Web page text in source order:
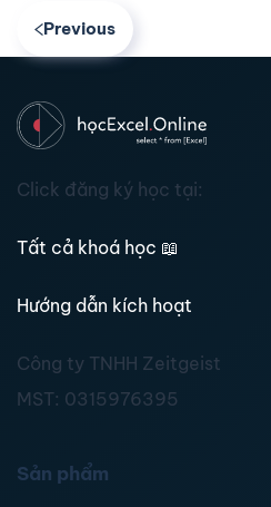
Previous
Click đăng ký học tại:
Tất cả khoá học 📖
Hướng dẫn kích hoạt
Công ty TNHH Zeitgeist
MST: 0315976395
Sản phẩm